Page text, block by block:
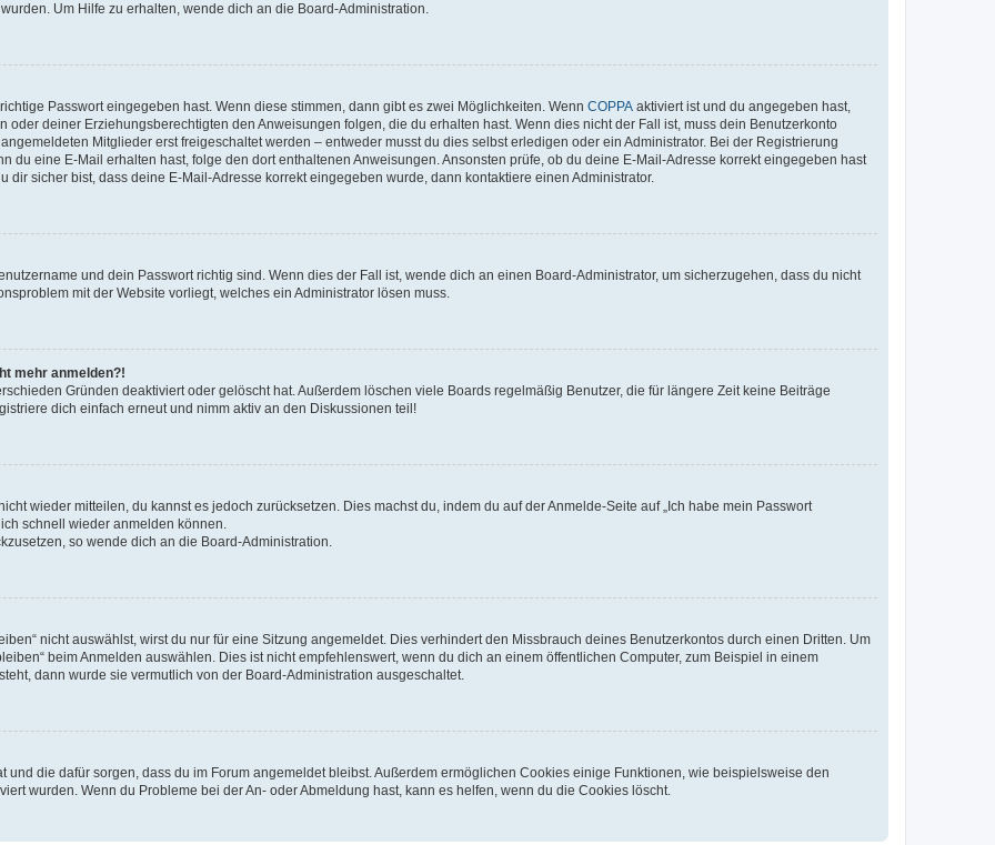
Um Hilfe zu erhalten, wende dich an die Board-Administration.
Passwort eingegeben hast. Wenn diese stimmen, dann gibt es zwei Möglichkeiten. Wenn COPPA aktiviert ist und du angegeben hast,
oder deiner Erziehungsberechtigten den Anweisungen folgen, die du erhalten hast. Wenn dies nicht der Fall ist, muss dein Benutzerkonto
Mitglieder erst freigeschaltet werden – entweder musst du dies selbst erledigen oder ein Administrator. Bei der Registrierung
du eine E-Mail erhalten hast, folge den dort enthaltenen Anweisungen. Ansonsten prüfe, ob du deine E-Mail-Adresse korrekt eingegeben hast
sicher bist, dass deine E-Mail-Adresse korrekt eingegeben wurde, dann kontaktiere einen Administrator.
und dein Passwort richtig sind. Wenn dies der Fall ist, wende dich an einen Board-Administrator, um sicherzugehen, dass du nicht
mit der Website vorliegt, welches ein Administrator lösen muss.
mehr anmelden?!
Gründen deaktiviert oder gelöscht hat. Außerdem löschen viele Boards regelmäßig Benutzer, die für längere Zeit keine Beiträge
dich einfach erneut und nimm aktiv an den Diskussionen teil!
wieder mitteilen, du kannst es jedoch zurücksetzen. Dies machst du, indem du auf der Anmelde-Seite auf „Ich habe mein Passwort
schnell wieder anmelden können.
so wende dich an die Board-Administration.
nicht auswählst, wirst du nur für eine Sitzung angemeldet. Dies verhindert den Missbrauch deines Benutzerkontos durch einen Dritten. Um
beim Anmelden auswählen. Dies ist nicht empfehlenswert, wenn du dich an einem öffentlichen Computer, zum Beispiel in einem
dann wurde sie vermutlich von der Board-Administration ausgeschaltet.
und die dafür sorgen, dass du im Forum angemeldet bleibst. Außerdem ermöglichen Cookies einige Funktionen, wie beispielsweise den
wurden. Wenn du Probleme bei der An- oder Abmeldung hast, kann es helfen, wenn du die Cookies löscht.